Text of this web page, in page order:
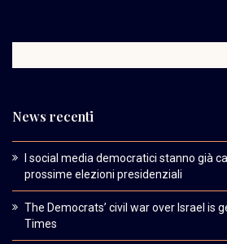
News recenti
I social media democratici stanno già
prossime elezioni presidenziali
The Democrats’ civil war over Israel is
Times